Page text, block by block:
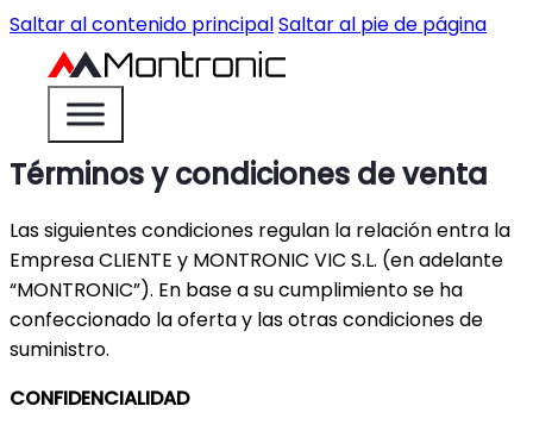
Saltar al contenido principalSaltar al pie de página
Términos y condiciones de venta
Las siguientes condiciones regulan la relación entra la
Empresa CLIENTE y MONTRONIC VIC S.L. (en adelante
“MONTRONIC”). En base a su cumplimiento se ha
confeccionado la oferta y las otras condiciones de
suministro.
CONFIDENCIALIDAD